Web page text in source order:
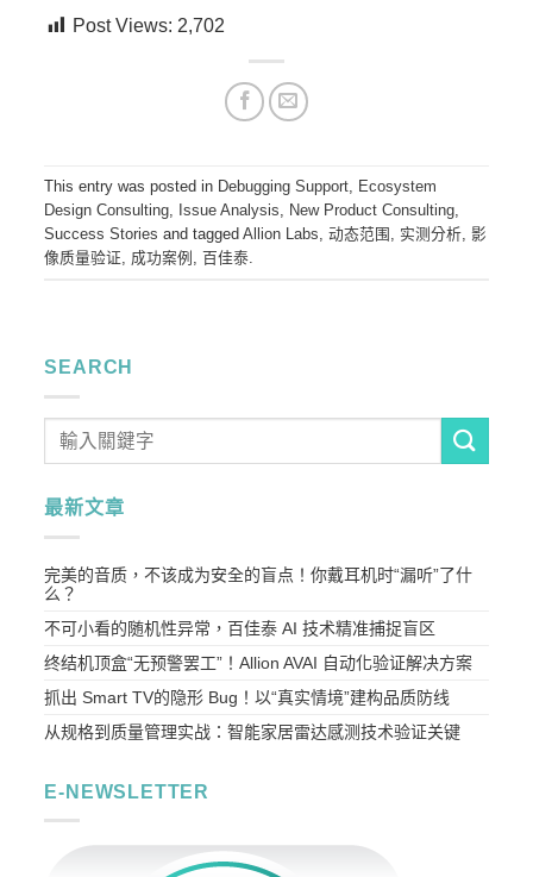
Post Views: 2,702
This entry was posted in Debugging Support
Ecosystem
Design Consulting
Issue Analysis New Product Consulting
Success Stories and taggedAllion Labs ,动态范围 实测分析 ,影
像质量验证
成功案例 ,百佳泰
SEARCH
最新文章
完美的音质，不该成为安全的盲点！你戴耳机时“漏听”了什
么？
不可小看的随机性异常，百佳泰 AI 技术精准捕捉盲区
终结机顶盒“无预警罢工”！Allion AVAI 自动化验证解决方案
抓出 Smart TV的隐形 Bug！以“真实情境”建构品质防线
从规格到质量管理实战：智能家居雷达感测技术验证关键
E-NEWSLETTER